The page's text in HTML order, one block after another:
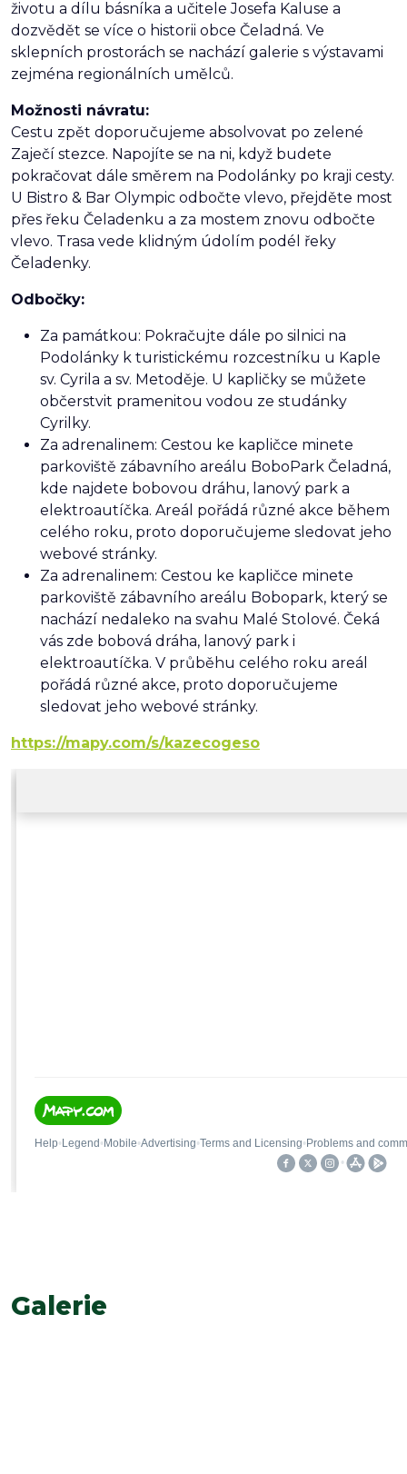
životu a dílu básníka a učitele Josefa Kaluse a
dozvědět se více o historii obce Čeladná. Ve
sklepních prostorách se nachází galerie s výstavami
zejména regionálních umělců.
Možnosti návratu:
Cestu zpět doporučujeme absolvovat po zelené
Zaječí stezce. Napojíte se na ni, když budete
pokračovat dále směrem na Podolánky po kraji cesty.
U Bistro & Bar Olympic odbočte vlevo, přejděte most
přes řeku Čeladenku a za mostem znovu odbočte
vlevo. Trasa vede klidným údolím podél řeky
Čeladenky.
Odbočky:
Za památkou: Pokračujte dále po silnici na
Podolánky k turistickému rozcestníku u Kaple
sv. Cyrila a sv. Metoděje. U kapličky se můžete
občerstvit pramenitou vodou ze studánky
Cyrilky.
Za adrenalinem: Cestou ke kapličce minete
parkoviště zábavního areálu BoboPark Čeladná,
kde najdete bobovou dráhu, lanový park a
elektroautíčka. Areál pořádá různé akce během
celého roku, proto doporučujeme sledovat jeho
webové stránky.
Za adrenalinem: Cestou ke kapličce minete
parkoviště zábavního areálu Bobopark, který se
nachází nedaleko na svahu Malé Stolové. Čeká
vás zde bobová dráha, lanový park i
elektroautíčka. V průběhu celého roku areál
pořádá různé akce, proto doporučujeme
sledovat jeho webové stránky.
https://mapy.com/s/kazecogeso
Galerie